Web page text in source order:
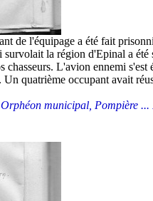
de l'équipage a été fait
la région d'Epinal a
L'avion ennemi s'est
quatrième occupant avait
municipal,